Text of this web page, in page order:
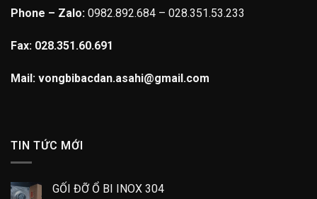
Phone – Zalo: 0982.892.684 – 028.351.53.233
Fax: 028.351.60.691
Mail: vongbibacdan.asahi@gmail.com
TIN TỨC MỚI
GỐI ĐỠ Ổ BI INOX 304